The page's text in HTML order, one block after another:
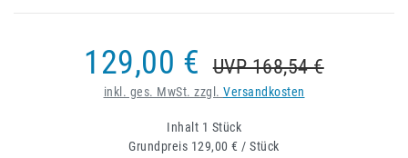
129,00 € UVP 168,54 €
inkl. ges. MwSt. zzgl. Versandkosten
Inhalt 1 Stück
Grundpreis 129,00 € / Stück